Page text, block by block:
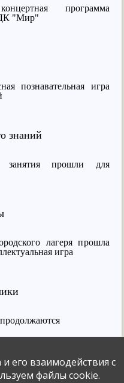
программа
"Мир"
познавательная игра
знаний
занятия прошли для
лагеря прошла
игра
его взаимодействия с
файлы cookie.